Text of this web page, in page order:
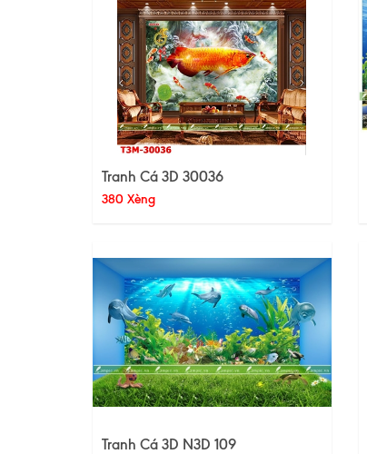
Tranh Cá 3D 30036
380 Xèng
Tranh Cá 3D N3D 109